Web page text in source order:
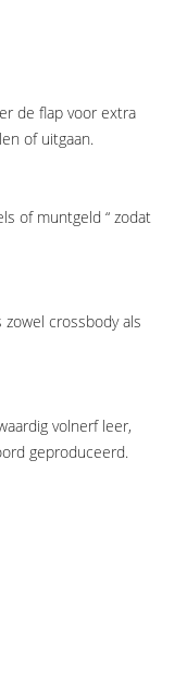
de flap voor extra
of uitgaan.
of muntgeld “ zodat
crossbody als
volnerf leer,
geproduceerd.